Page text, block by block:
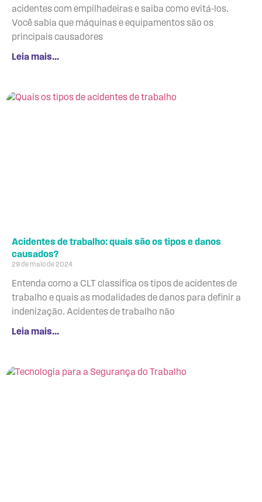
acidentes com empilhadeiras e saiba como evitá-los.
Você sabia que máquinas e equipamentos são os
principais causadores
Leia mais...
Acidentes de trabalho: quais são os tipos e danos
causados?
29 de maio de 2024
Entenda como a CLT classifica os tipos de acidentes de
trabalho e quais as modalidades de danos para definir a
indenização. Acidentes de trabalho não
Leia mais...